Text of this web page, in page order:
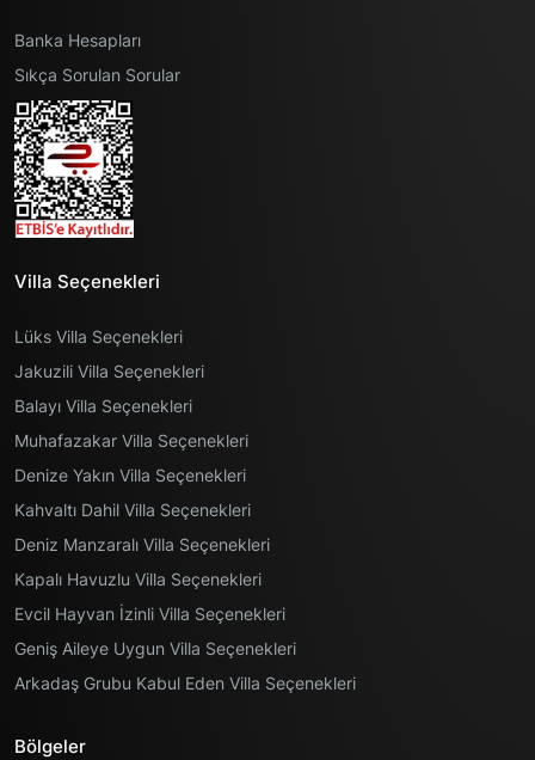
Banka Hesapları
Sıkça Sorulan Sorular
Villa Seçenekleri
Lüks Villa Seçenekleri
Jakuzili Villa Seçenekleri
Balayı Villa Seçenekleri
Muhafazakar Villa Seçenekleri
Denize Yakın Villa Seçenekleri
Kahvaltı Dahil Villa Seçenekleri
Deniz Manzaralı Villa Seçenekleri
Kapalı Havuzlu Villa Seçenekleri
Evcil Hayvan İzinli Villa Seçenekleri
Geniş Aileye Uygun Villa Seçenekleri
Arkadaş Grubu Kabul Eden Villa Seçenekleri
Bölgeler